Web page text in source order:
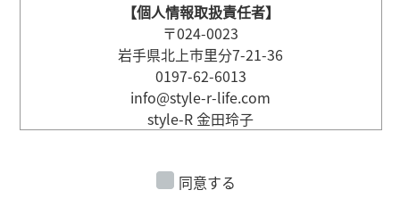
【個人情報取扱責任者】
〒024-0023
岩手県北上市里分7-21-36
0197-62-6013
info@style-r-life.com
style-R 金田玲子
同意する